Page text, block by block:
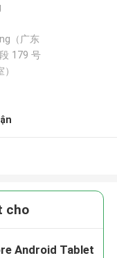
（广东
179 号
cho
Android Tablet